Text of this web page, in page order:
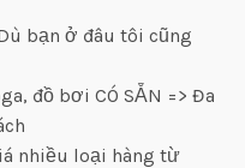
bạn ở đâu tôi cũng
đồ bơi CÓ SẴN => Đa
nhiều loại hàng từ